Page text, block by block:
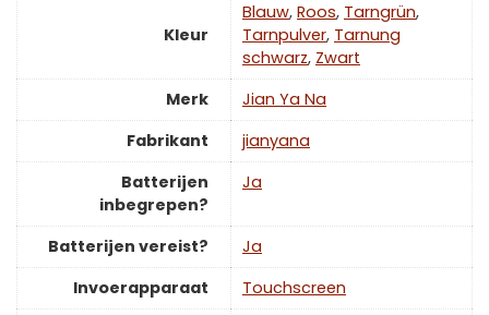
Kleur
Blauw, Roos, Tarngrün,
Tarnpulver, Tarnung
schwarz, ‎Zwart
Merk
‎Jian Ya Na
Fabrikant
‎jianyana
Batterijen
inbegrepen?
‎Ja
Batterijen vereist?
‎Ja
Invoerapparaat
‎Touchscreen